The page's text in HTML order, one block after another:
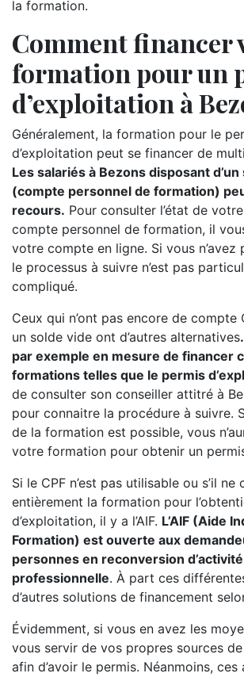
la formation.
Comment financer
formation pour un
d’exploitation à
Généralement, la formation pour le
d’exploitation peut se financer de
Les salariés à Bezons disposant d’un
(compte personnel de formation)
recours. Pour consulter l’état de
compte personnel de formation, il
votre compte en ligne. Si vous n’avez
le processus à suivre n’est pas
compliqué.
Ceux qui n’ont pas encore de compte
un solde vide ont d’autres alternatives
par exemple en mesure de financer
formations telles que le permis
de consulter son conseiller attitré à
pour connaitre la procédure à suivre.
de la formation est possible, vous
votre formation pour obtenir un
Si le CPF n’est pas utilisable ou s’il ne
entièrement la formation pour
d’exploitation, il y a l’AIF. L’AIF (Aide
Formation) est ouverte aux
personnes en reconversion d’activité
professionnelle. À part ces
d’autres solutions de financement
Évidemment, si vous en avez les
vous servir de vos propres sources
afin d’avoir le permis. Néanmoins, ces